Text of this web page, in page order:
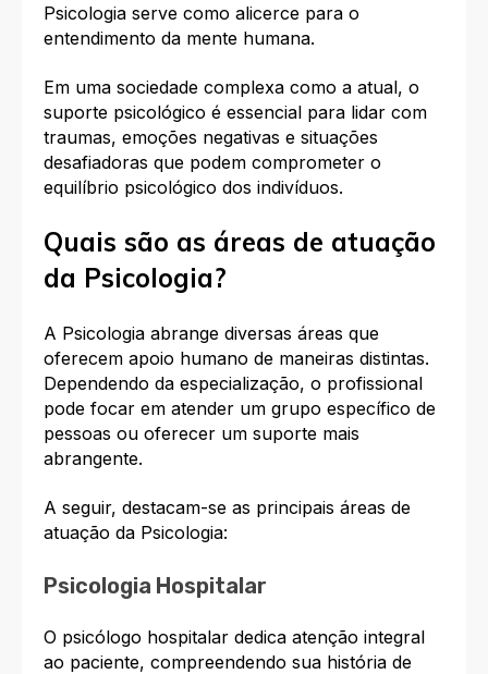
Psicologia serve como alicerce para o
entendimento da mente humana.
Em uma sociedade complexa como a atual, o
suporte psicológico é essencial para lidar com
traumas, emoções negativas e situações
desafiadoras que podem comprometer o
equilíbrio psicológico dos indivíduos.
Quais são as áreas de atuação
da Psicologia?
A Psicologia abrange diversas áreas que
oferecem apoio humano de maneiras distintas.
Dependendo da especialização, o profissional
pode focar em atender um grupo específico de
pessoas ou oferecer um suporte mais
abrangente.
A seguir, destacam-se as principais áreas de
atuação da Psicologia:
Psicologia Hospitalar
O psicólogo hospitalar dedica atenção integral
ao paciente, compreendendo sua história de